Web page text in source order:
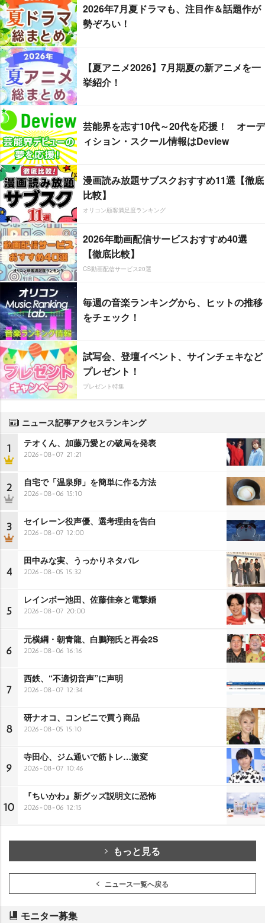
2026年7月夏ドラマも、注目作＆話題作が
勢ぞろい！
【夏アニメ2026】7月期夏の新アニメを一
挙紹介！
芸能界を志す10代～20代を応援！ オーデ
ィション・スクール情報はDeview
漫画読み放題サブスクおすすめ11選【徹底
比較】
オリコン顧客満足度ランキング
2026年動画配信サービスおすすめ40選
【徹底比較】
CS動画配信サービス20選
毎週の音楽ランキングから、ヒットの推移
をチェック！
試写会、登壇イベント、サインチェキなど
プレゼント！
プレゼント特集
ニュース記事アクセスランキング
1 テオくん、加藤乃愛との破局を発表
2026-08-07 21:21
2 自宅で「温泉卵」を簡単に作る方法
2026-08-06 15:10
3 セイレーン役声優、選考理由を告白
2026-08-07 12:00
4
田中みな実、うっかりネタバレ
2026-08-05 15:32
5
レインボー池田、佐藤佳奈と電撃婚
2026-08-07 20:00
6
元横綱・朝青龍、白鵬翔氏と再会2S
2026-08-06 16:16
7
西鉄、“不適切音声”に声明
2026-08-07 12:34
8
研ナオコ、コンビニで買う商品
2026-08-05 15:10
9
寺田心、ジム通いで筋トレ…激変
2026-08-07 10:46
10
『ちいかわ』新グッズ説明文に恐怖
2026-08-06 12:15
もっと見る
ニュース一覧へ戻る
モニター募集